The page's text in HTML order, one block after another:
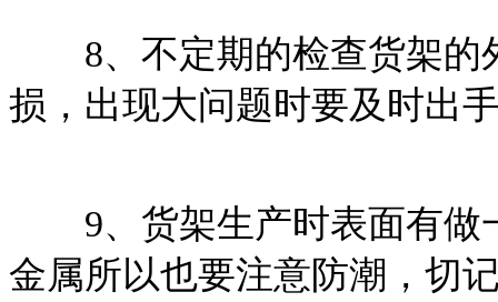
8、不定期的检查货架的
损，出现大问题时要及时出
9、货架生产时表面有做
金属所以也要注意防潮，切